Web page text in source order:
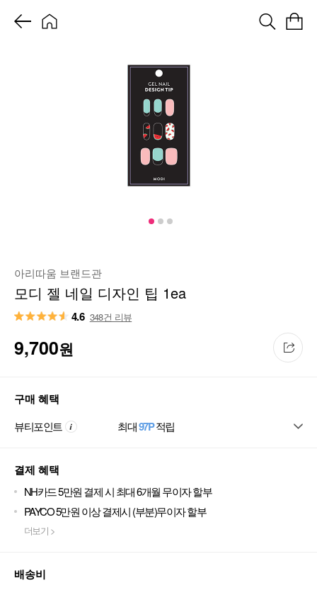
아리따움 브랜드관
모디 젤 네일 디자인 팁 1ea
4.6 348건 리뷰
9,700원
구매 혜택
뷰티포인트 최대97P적립
결제 혜택
NH카드 5만원 결제 시 최대 6개월 무이자 할부
PAYCO 5만원 이상 결제시 (부분)무이자 할부
더보기 >
배송비